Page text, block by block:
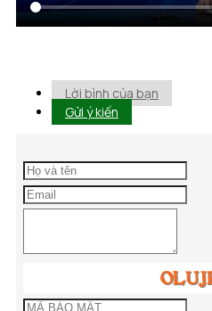
Lời bình của bạn
Gửi ý kiến